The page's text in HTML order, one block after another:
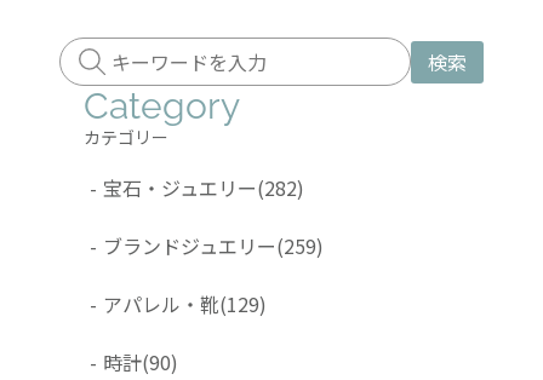
検索
Category
カテゴリー
- 宝石・ジュエリー(282)
- ブランドジュエリー(259)
- アパレル・靴(129)
- 時計(90)